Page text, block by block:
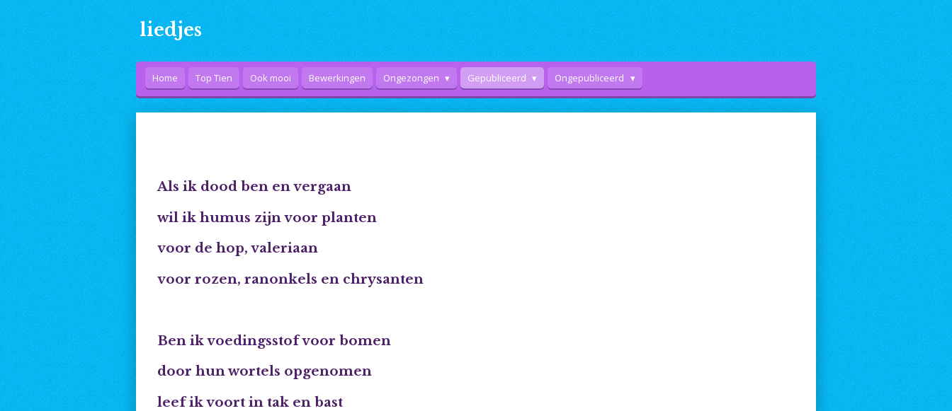
liedjes
Home Top Tien Ook mooi Bewerkingen Ongezongen Gepubliceerd Ongepubliceerd
Als ik dood ben en vergaan
wil ik humus zijn voor planten
voor de hop, valeriaan
voor rozen, ranonkels en chrysanten
Ben ik voedingsstof voor bomen
door hun wortels opgenomen
leef ik voort in tak en bast